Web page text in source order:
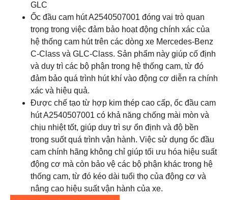
GLC
Ốc đầu cam hút A2540507001 đóng vai trò quan
trọng trong việc đảm bảo hoạt động chính xác của
hệ thống cam hút trên các dòng xe Mercedes-Benz
C-Class và GLC-Class. Sản phẩm này giúp cố định
và duy trì các bộ phận trong hệ thống cam, từ đó
đảm bảo quá trình hút khí vào động cơ diễn ra chính
xác và hiệu quả.
Được chế tạo từ hợp kim thép cao cấp, ốc đầu cam
hút A2540507001 có khả năng chống mài mòn và
chịu nhiệt tốt, giúp duy trì sự ổn định và độ bền
trong suốt quá trình vận hành. Việc sử dụng ốc đầu
cam chính hãng không chỉ giúp tối ưu hóa hiệu suất
động cơ mà còn bảo vệ các bộ phận khác trong hệ
thống cam, từ đó kéo dài tuổi thọ của động cơ và
nâng cao hiệu suất vận hành của xe.